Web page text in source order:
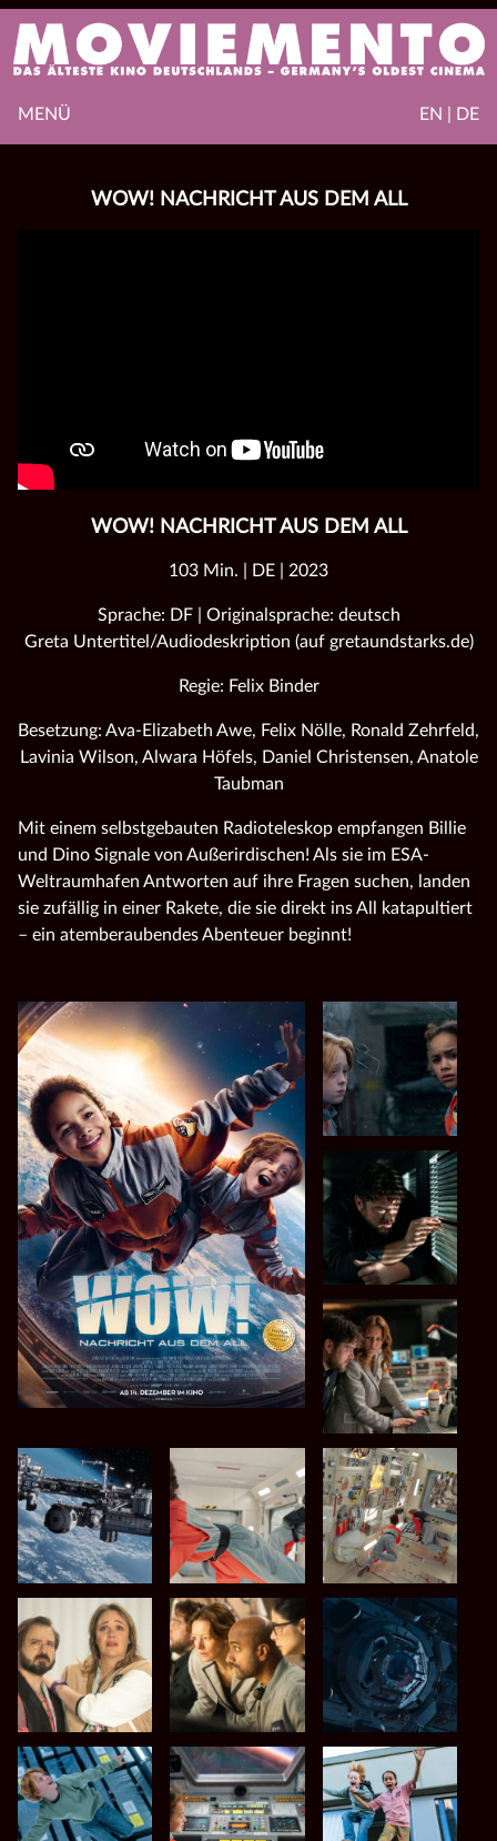
EN | DE
MENÜ
WOW! NACHRICHT AUS DEM ALL
WOW! NACHRICHT AUS DEM ALL
103 Min. | DE | 2023
Sprache: DF | Originalsprache: deutsch
Greta Untertitel/Audiodeskription (auf gretaundstarks.de)
Regie: Felix Binder
Besetzung: Ava-Elizabeth Awe, Felix Nölle, Ronald Zehrfeld,
Lavinia Wilson, Alwara Höfels, Daniel Christensen, Anatole
Taubman
Mit einem selbstgebauten Radioteleskop empfangen Billie
und Dino Signale von Außerirdischen! Als sie im ESA-
Weltraumhafen Antworten auf ihre Fragen suchen, landen
sie zufällig in einer Rakete, die sie direkt ins All katapultiert
– ein atemberaubendes Abenteuer beginnt!